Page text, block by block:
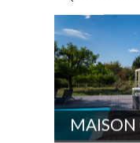
signé pour la reprise
MAISON